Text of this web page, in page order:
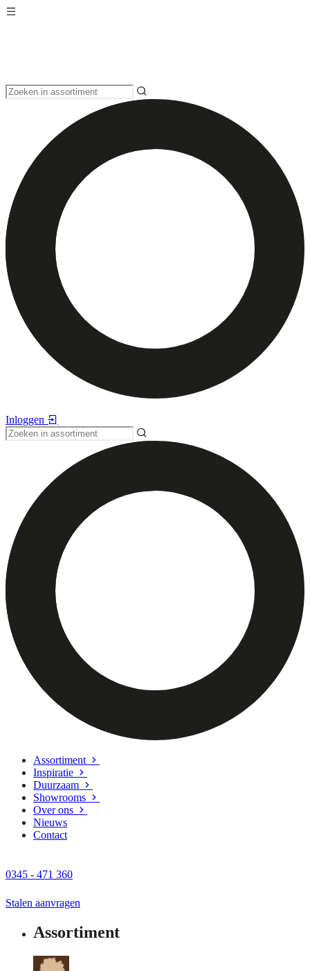
Inloggen
Assortiment
Inspiratie
Duurzaam
Showrooms
Over ons
Nieuws
Contact
0345 - 471 360
Stalen aanvragen
Assortiment